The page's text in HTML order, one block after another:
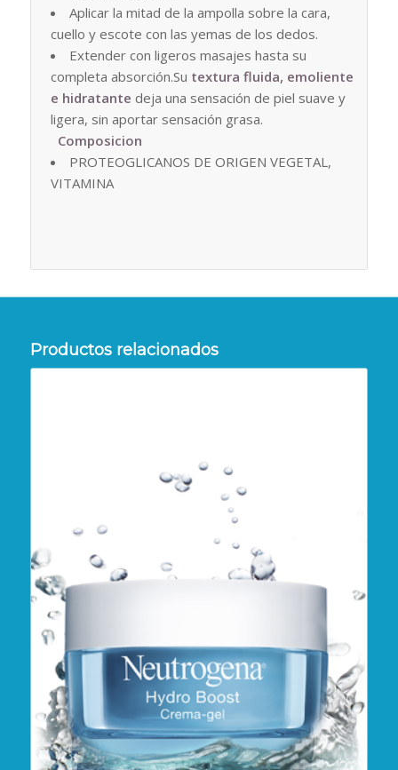
Aplicar la mitad de la ampolla sobre la cara,
cuello y escote con las yemas de los dedos.
Extender con ligeros masajes hasta su
completa absorción.Su textura fluida, emoliente
e hidratante deja una sensación de piel suave y
ligera, sin aportar sensación grasa.
Composicion
PROTEOGLICANOS DE ORIGEN VEGETAL,
VITAMINA
Productos relacionados